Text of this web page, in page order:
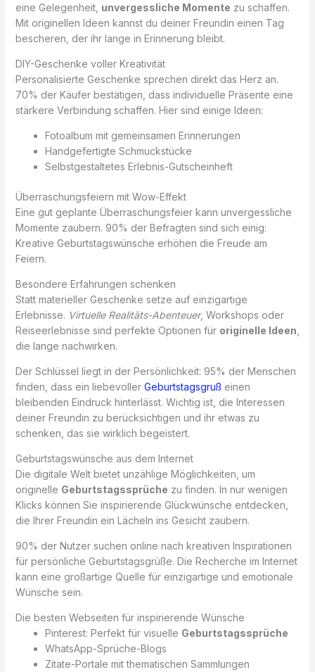
eine Gelegenheit, unvergessliche Momente zu schaffen.
Mit originellen Ideen kannst du deiner Freundin einen Tag
bescheren, der ihr lange in Erinnerung bleibt.
DIY-Geschenke voller Kreativität
Personalisierte Geschenke sprechen direkt das Herz an.
70% der Käufer bestätigen, dass individuelle Präsente eine
stärkere Verbindung schaffen. Hier sind einige Ideen:
Fotoalbum mit gemeinsamen Erinnerungen
Handgefertigte Schmuckstücke
Selbstgestaltetes Erlebnis-Gutscheinheft
Überraschungsfeiern mit Wow-Effekt
Eine gut geplante Überraschungsfeier kann unvergessliche
Momente zaubern. 90% der Befragten sind sich einig:
Kreative Geburtstagswünsche erhöhen die Freude am
Feiern.
Besondere Erfahrungen schenken
Statt materieller Geschenke setze auf einzigartige
Erlebnisse. Virtuelle Realitäts-Abenteuer, Workshops oder
Reiseerlebnisse sind perfekte Optionen für originelle Ideen
die lange nachwirken.
Der Schlüssel liegt in der Persönlichkeit: 95% der Menschen
finden, dass ein liebevoller Geburtstagsgruß einen
bleibenden Eindruck hinterlässt. Wichtig ist, die Interessen
deiner Freundin zu berücksichtigen und ihr etwas zu
schenken, das sie wirklich begeistert.
Geburtstagswünsche aus dem Internet
Die digitale Welt bietet unzählige Möglichkeiten, um
originelle Geburtstagssprüche zu finden. In nur wenigen
Klicks können Sie inspirierende Glückwünsche entdecken,
die Ihrer Freundin ein Lächeln ins Gesicht zaubern.
90% der Nutzer suchen online nach kreativen Inspirationen
für persönliche Geburtstagsgrüße. Die Recherche im Internet
kann eine großartige Quelle für einzigartige und emotionale
Wünsche sein.
Die besten Webseiten für inspirierende Wünsche
Pinterest: Perfekt für visuelle Geburtstagssprüche
WhatsApp-Sprüche-Blogs
Zitate-Portale mit thematischen Sammlungen